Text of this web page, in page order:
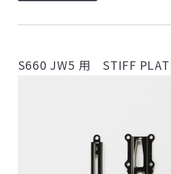
S660 JW5 用 STIFF